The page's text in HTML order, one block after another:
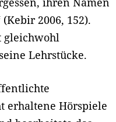
2006, 152).
gleichwohl
Lehrstücke.
erhaltene Hörspiele